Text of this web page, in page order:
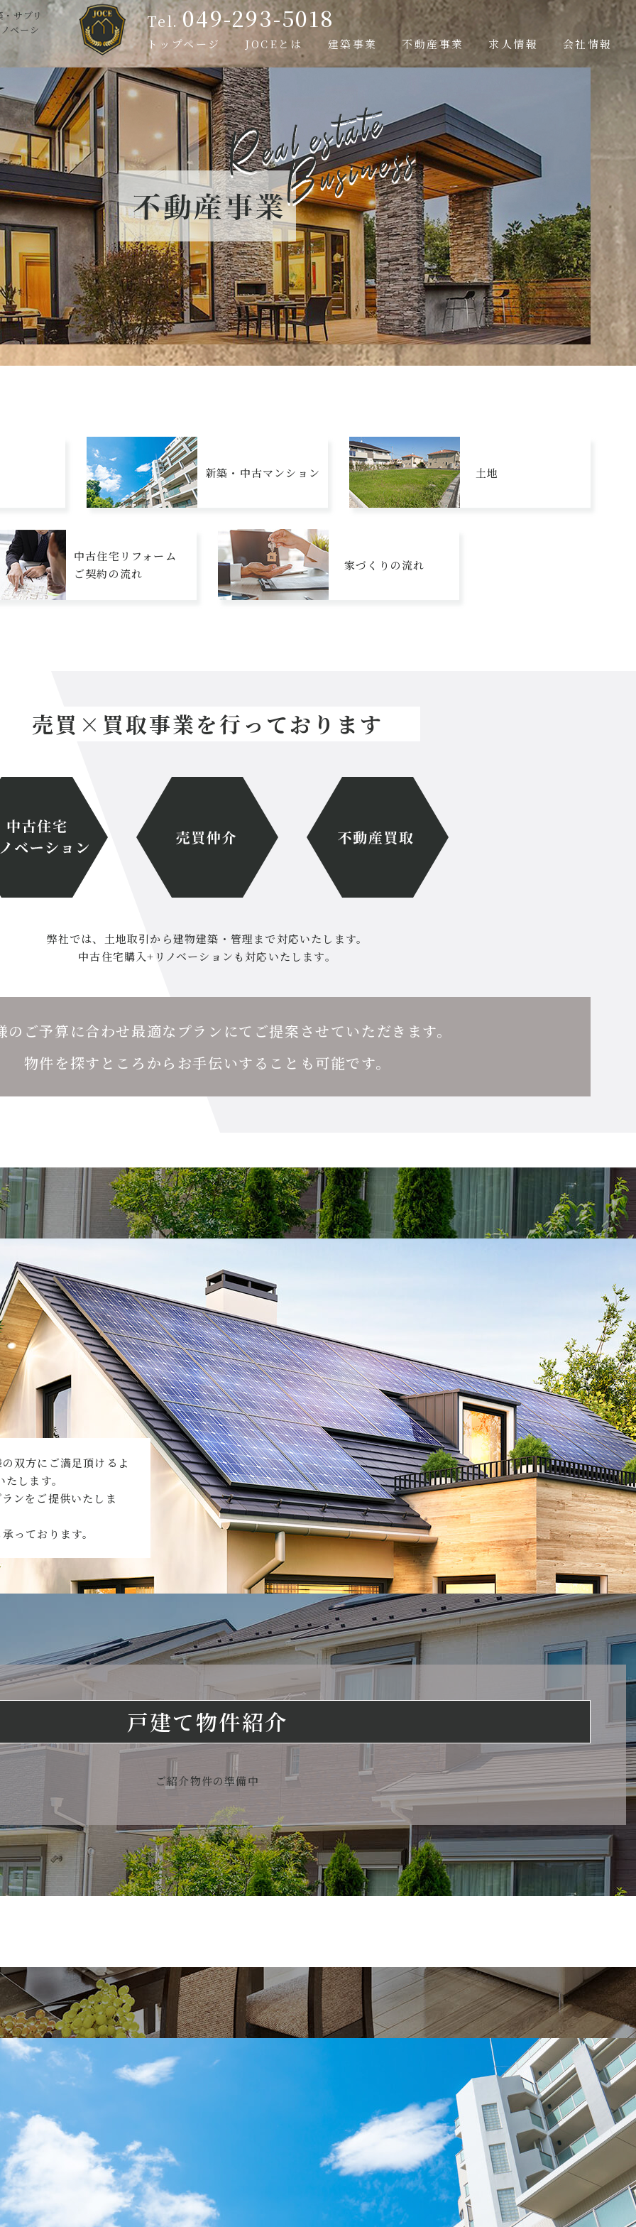
サブリ
ベーシ
Tel. 049-293-5018
トップページ JOCEとは 建築事業 不動産事業 求人情報 会社情報
新築・中古マンション 土地
中古住宅リフォーム
ご契約の流れ
家づくりの流れ
売買×買取事業を行っております
弊社では、土地取引から建物建築・管理まで対応いたします。
中古住宅購入+リノベーションも対応いたします。
のご予算に合わせ最適なプランにてご提案させていただきます。
物件を探すところからお手伝いすることも可能です。
双方にご満足頂けるよ
します。
ンをご提供いたしま
っております。
戸建て物件紹介
ご紹介物件の準備中